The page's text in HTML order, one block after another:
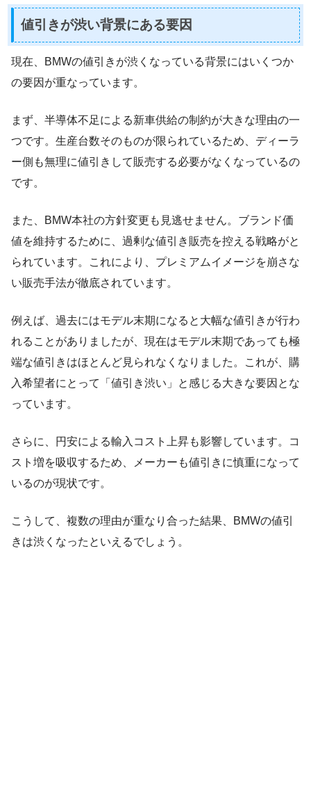
値引きが渋い背景にある要因
現在、BMWの値引きが渋くなっている背景にはいくつか
の要因が重なっています。
まず、半導体不足による新車供給の制約が大きな理由の一
つです。生産台数そのものが限られているため、ディーラ
ー側も無理に値引きして販売する必要がなくなっているの
です。
また、BMW本社の方針変更も見逃せません。ブランド価
値を維持するために、過剰な値引き販売を控える戦略がと
られています。これにより、プレミアムイメージを崩さな
い販売手法が徹底されています。
例えば、過去にはモデル末期になると大幅な値引きが行わ
れることがありましたが、現在はモデル末期であっても極
端な値引きはほとんど見られなくなりました。これが、購
入希望者にとって「値引き渋い」と感じる大きな要因とな
っています。
さらに、円安による輸入コスト上昇も影響しています。コ
スト増を吸収するため、メーカーも値引きに慎重になって
いるのが現状です。
こうして、複数の理由が重なり合った結果、BMWの値引
きは渋くなったといえるでしょう。